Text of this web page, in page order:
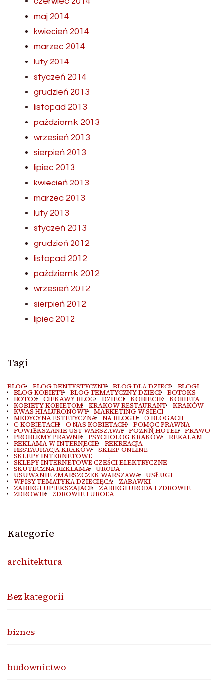
maj 2014
kwiecień 2014
marzec 2014
luty 2014
styczeń 2014
grudzień 2013
listopad 2013
październik 2013
wrzesień 2013
sierpień 2013
lipiec 2013
kwiecień 2013
marzec 2013
luty 2013
styczeń 2013
grudzień 2012
listopad 2012
październik 2012
wrzesień 2012
sierpień 2012
lipiec 2012
Tagi
BLOG BLOG DENTYSTYCZNY BLOG DLA DZIECI BLOGI
BLOG KOBIETY BLOG TEMATYCZNY DZIECI BOTOKS
BOTOX CIEKAWY BLOG DZIECI KOBIECIE KOBIETA
KOBIETY KOBIETOM KRAKOW RESTAURANT KRAKÓW
KWAS HIALURONOWY MARKETING W SIECI
MEDYCYNA ESTETYCZNA NA BLOGU O BLOGACH
O KOBIETACH O NAS KOBIETACH POMOC PRAWNA
POWIĘKSZANIE UST WARSZAWA POZNŃ HOTEL PRAWO
PROBLEMY PRAWNE PSYCHOLOG KRAKÓW REKALAM
REKLAMA W INTERNECIE REKREACJA
RESTAURACJA KRAKÓW SKLEP ONLINE
SKLEPY INTERNETOWE
SKLEPY INTERNETOWE CZEŚCI ELEKTRYCZNE
SKUTECZNA REKLAMA URODA
USUWANIE ZMARSZCZEK WARSZAWA USŁUGI
WPISY TEMATYKA DZIECIĘCA ZABAWKI
ZABIEGI UPIEKSZAJACE ZABIEGI URODA I ZDROWIE
ZDROWIE ZDROWIE I URODA
Kategorie
architektura
Bez kategorii
biznes
budownictwo